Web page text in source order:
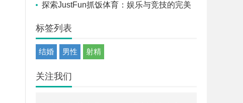
探索JustFun抓饭体育：娱乐与竞技的完美
融合
标签列表
结婚 男性 射精
关注我们